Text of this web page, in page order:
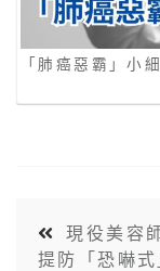
「肺癌惡霸」小
現役美容
提防「恐嚇